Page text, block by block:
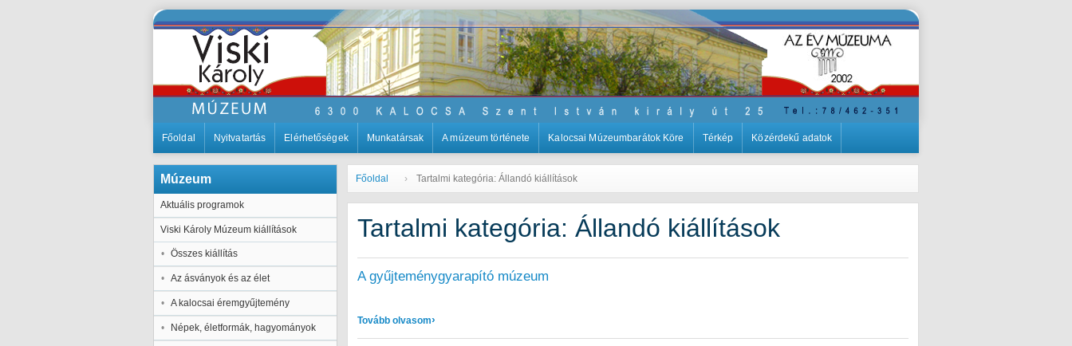
Főoldal Nyitvatartás Elérhetőségek Munkatársak A múzeum története Kalocsai Múzeumbarátok Köre Térkép Közérdekű adatok
Múzeum
Aktuális programok
Viski Károly Múzeum kiállítások
Összes kiállítás
Az ásványok és az élet
A kalocsai éremgyűjtemény
Népek, életformák, hagyományok
Főoldal Tartalmi kategória: Állandó kiállítások
Tartalmi kategória: Állandó kiállítások
A gyűjteménygyarapító múzeum
Tovább olvasom: A gyűjteménygyarapító múzeum